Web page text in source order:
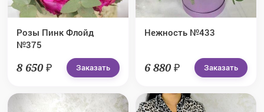
Розы Пинк Флойд
№375
8 650 ₽ Заказать
Нежность №433
6 880 ₽ Заказать